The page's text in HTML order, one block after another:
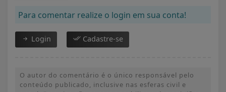
Para comentar realize o login em sua conta!
Login Cadastre-se
O autor do comentário é o único responsável pelo
conteúdo publicado, inclusive nas esferas civil e